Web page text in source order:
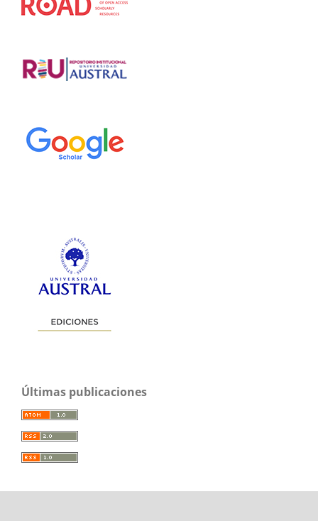
Últimas publicaciones